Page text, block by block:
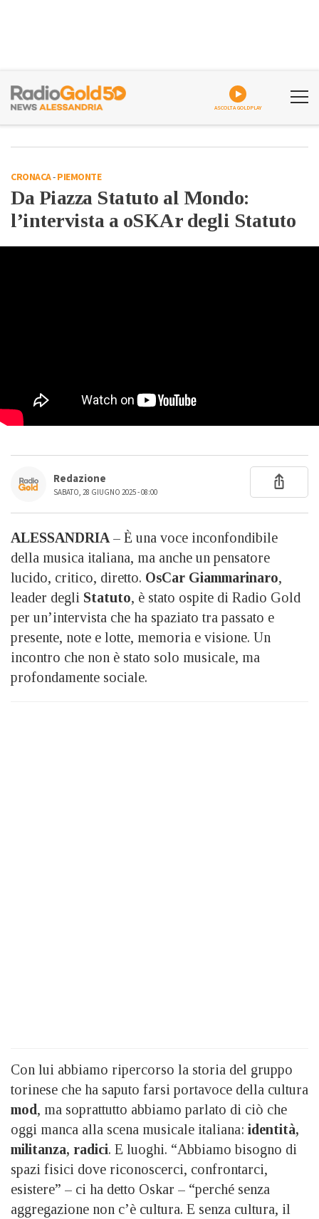
ASCOLTA GOLDPLAY
CRONACA-PIEMONTE
Da Piazza Statuto al Mondo:
l’intervista a oSKAr degli Statuto
Redazione
SABATO, 28 GIUGNO 2025 - 08:00
ALESSANDRIA – È una voce inconfondibile
della musica italiana, ma anche un pensatore
lucido, critico, diretto. OsCar Giammarinaro,
leader degli Statuto, è stato ospite di Radio Gold
per un’intervista che ha spaziato tra passato e
presente, note e lotte, memoria e visione. Un
incontro che non è stato solo musicale, ma
profondamente sociale.
Con lui abbiamo ripercorso la storia del gruppo
torinese che ha saputo farsi portavoce della cultura
mod, ma soprattutto abbiamo parlato di ciò che
oggi manca alla scena musicale italiana: identità,
militanza, radici. E luoghi. “Abbiamo bisogno di
spazi fisici dove riconoscerci, confrontarci,
esistere” – ci ha detto Oskar – “perché senza
aggregazione non c’è cultura. E senza cultura, il